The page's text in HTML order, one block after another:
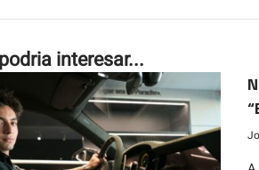
interesar...